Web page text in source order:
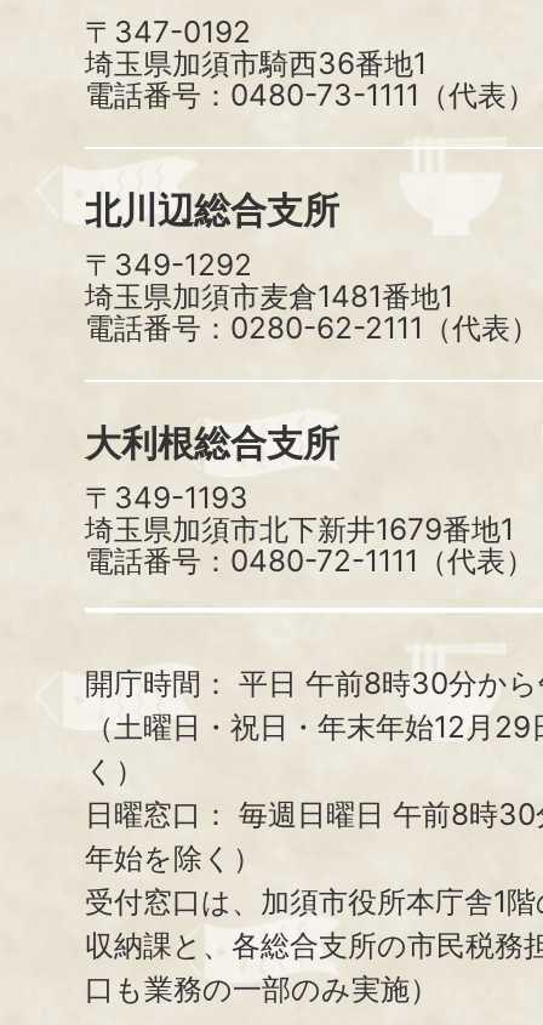
〒347-0192
埼玉県加須市騎西36番地1
電話番号：0480-73-1111（代表）
北川辺総合支所
〒349-1292
埼玉県加須市麦倉1481番地1
電話番号：0280-62-2111（代表）
大利根総合支所
〒349-1193
埼玉県加須市北下新井1679番地1
電話番号：0480-72-1111（代表）
開庁時間： 平日 午前8時30分か
（土曜日・祝日・年末年始12月
く）
日曜窓口： 毎週日曜日 午前8時
年始を除く）
受付窓口は、加須市役所本庁舎1
収納課と、 各総合支所の市民税務
口も業務の一部のみ実施）